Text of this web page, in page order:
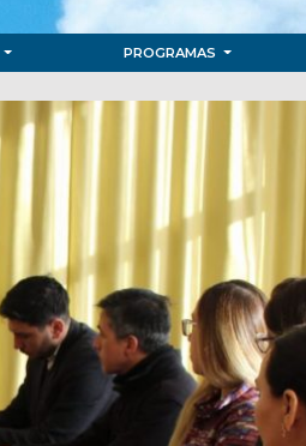
PROGRAMAS